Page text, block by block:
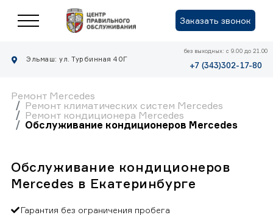
Заказать звонок
Эльмаш: ул. Турбинная 40Г
без выходных: с 9.00 до 21.00
+7 (343)302-17-80
Ремонт Mercedes
Ремонт климатических систем Mercedes
Ремонт кондиционера Mercedes
Обслуживание кондиционеров Mercedes
Обслуживание кондиционеров
Mercedes в Екатеринбурге
Гарантия без ограничения пробега